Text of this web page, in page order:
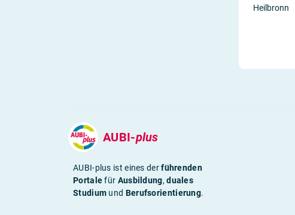
AUBI-plus
AUBI-plus ist eines derführenden
Portalefür Ausbildung,duales
Studium und Berufsorientierung.